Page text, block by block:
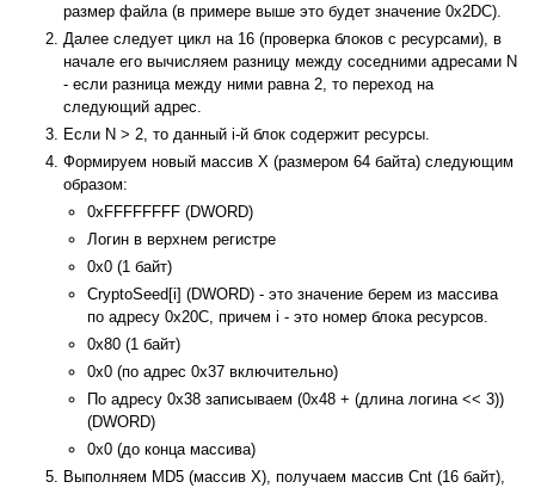
размер файла (в примере выше это будет значение 0x2DC).
Далее следует цикл на 16 (проверка блоков с ресурсами), в
начале его вычисляем разницу между соседними адресами N
- если разница между ними равна 2, то переход на
следующий адрес.
Если N > 2, то данный i-й блок содержит ресурсы.
Формируем новый массив X (размером 64 байта) следующим
образом:
0xFFFFFFFF (DWORD)
Логин в верхнем регистре
0x0 (1 байт)
CryptoSeed[i] (DWORD) - это значение берем из массива
по адресу 0x20C, причем i - это номер блока ресурсов.
0x80 (1 байт)
0x0 (по адрес 0x37 включительно)
По адресу 0x38 записываем (0x48 + (длина логина << 3))
(DWORD)
0x0 (до конца массива)
Выполняем MD5 (массив X), получаем массив Cnt (16 байт),